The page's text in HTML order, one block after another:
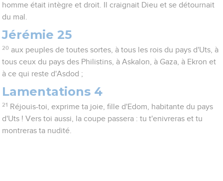
homme était intègre et droit. Il craignait Dieu et se détournait
du mal.
Jérémie 25
20 aux peuples de toutes sortes, à tous les rois du pays d'Uts, à
tous ceux du pays des Philistins, à Askalon, à Gaza, à Ekron et
à ce qui reste d'Asdod ;
Lamentations 4
21 Réjouis-toi, exprime ta joie, fille d'Edom, habitante du pays
d'Uts ! Vers toi aussi, la coupe passera : tu t'enivreras et tu
montreras ta nudité.